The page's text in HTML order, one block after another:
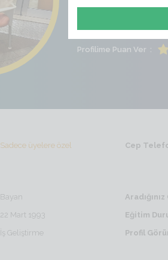
Profilime Puan Ver
Sadece üyelere özel Cep
Bayan
22 Mart 1993 Eğitim
İş Geliştirme Profil